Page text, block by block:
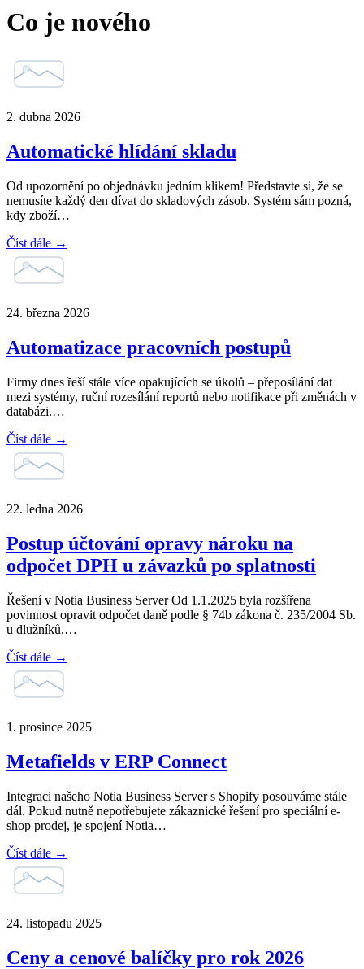
Co je nového
2. dubna 2026
Automatické hlídání skladu
Od upozornění po objednávku jedním klikem! Představte si, že se
nemusíte každý den dívat do skladových zásob. Systém sám pozná,
kdy zboží…
Číst dále →
24. března 2026
Automatizace pracovních postupů
Firmy dnes řeší stále více opakujících se úkolů – přeposílání dat
mezi systémy, ruční rozesílání reportů nebo notifikace při změnách v
databázi.…
Číst dále →
22. ledna 2026
Postup účtování opravy nároku na
odpočet DPH u závazků po splatnosti
Řešení v Notia Business Server Od 1.1.2025 byla rozšířena
povinnost opravit odpočet daně podle § 74b zákona č. 235/2004 Sb.
u dlužníků,…
Číst dále →
1. prosince 2025
Metafields v ERP Connect
Integraci našeho Notia Business Server s Shopify posouváme stále
dál. Pokud nutně nepotřebujete zákaznické řešení pro speciální e-
shop prodej, je spojení Notia…
Číst dále →
24. listopadu 2025
Ceny a cenové balíčky pro rok 2026